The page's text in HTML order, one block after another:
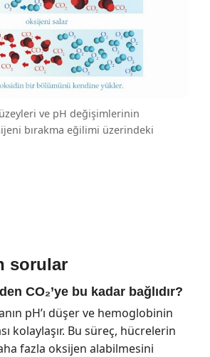
ve pH değişimlerinin
bırakma eğilimi üzerindeki
sorular
CO₂’ye bu kadar bağlıdır?
pH’ı düşer ve hemoglobinin
kolaylaşır. Bu süreç, hücrelerin
fazla oksijen alabilmesini